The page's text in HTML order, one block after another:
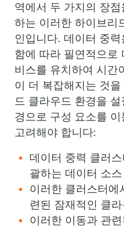
역에서 두 가지의 장
하는 이러한 하이브리
인입니다. 데이터 중
함에 따라 필연적으로
비스를 유치하여 시간
이 더 복잡해지는 것
드 클라우드 환경을
경으로 구성 요소를
고려해야 합니다:
데이터 중력 클러
괄하는 데이터 소스
이러한 클러스터에
련된 잠재적인 클
이러한 이동과 관